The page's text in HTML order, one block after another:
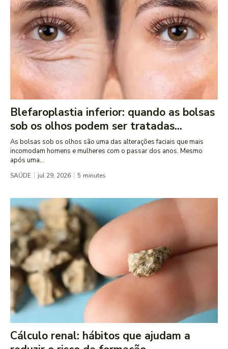
Blefaroplastia inferior: quando as bolsas
sob os olhos podem ser tratadas...
As bolsas sob os olhos são uma das alterações faciais que mais
incomodam homens e mulheres com o passar dos anos. Mesmo
após uma...
SAÚDE jul 29, 2026 5 minutes
Cálculo renal: hábitos que ajudam a